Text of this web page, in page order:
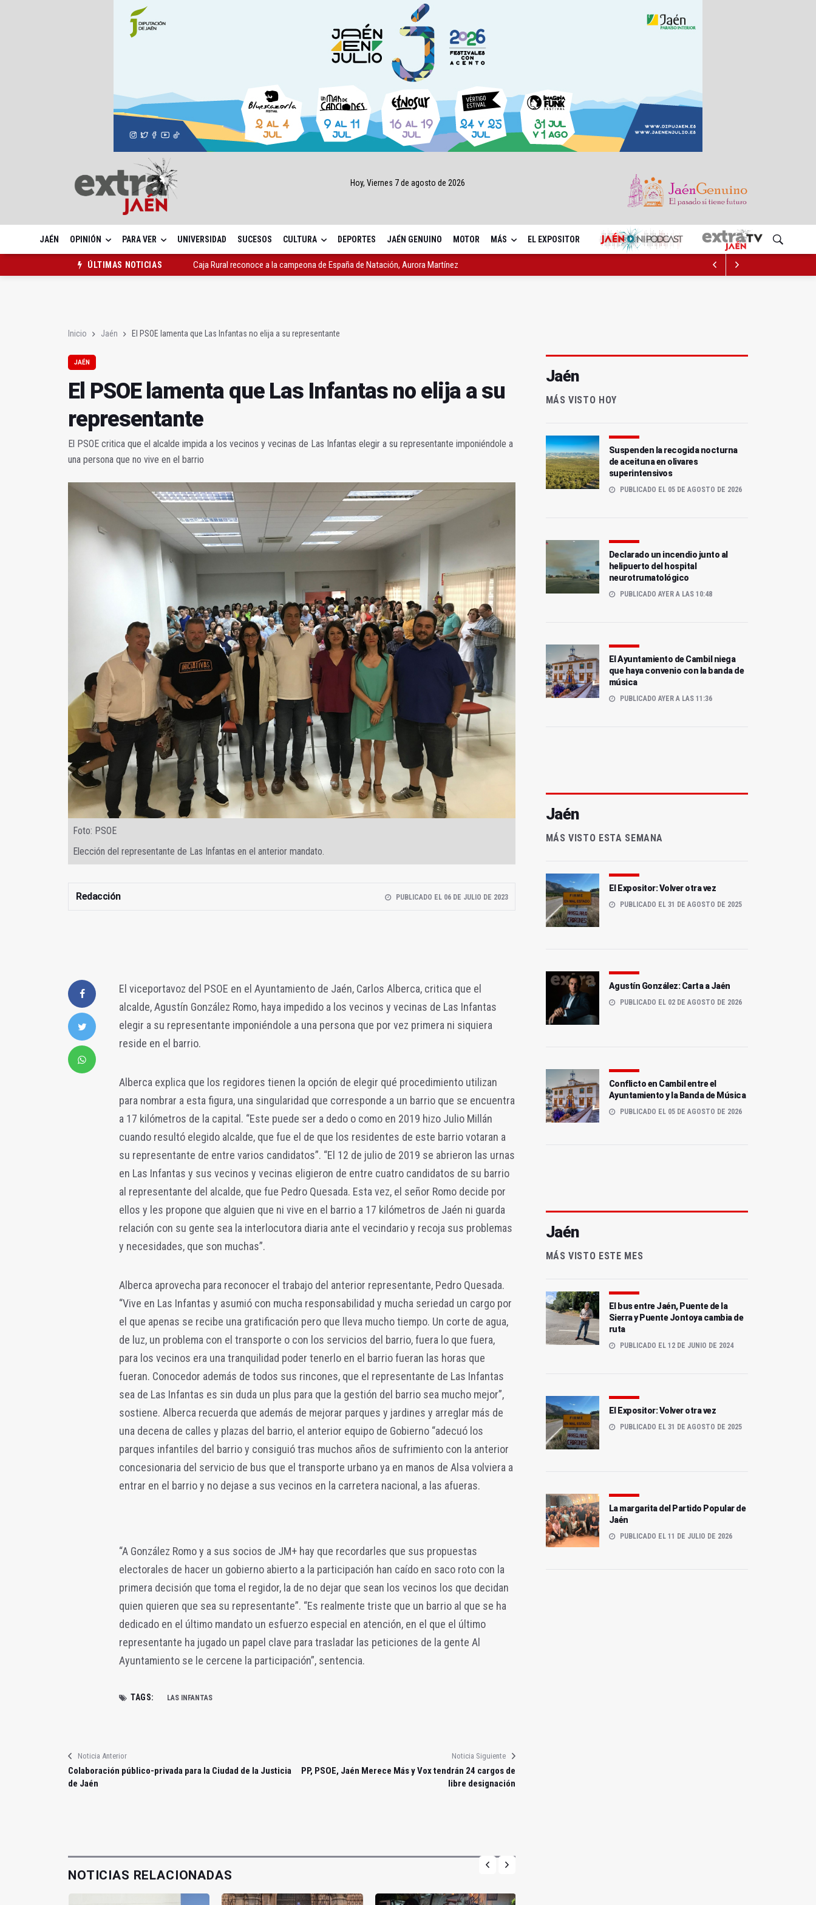
Hoy, Viernes 7 de agosto de 2026
JAÉN OPINIÓN PARA VER UNIVERSIDAD SUCESOS CULTURA DEPORTES JAÉN GENUINO MOTOR MÁS EL EXPOSITOR
ÚLTIMAS NOTICIAS
Caja Rural reconoce a la campeona de España de Natación, Aurora Martínez
Inicio Jaén El PSOE lamenta que Las Infantas no elija a su representante
JAÉN
El PSOE lamenta que Las Infantas no elija a su
representante
El PSOE critica que el alcalde impida a los vecinos y vecinas de Las Infantas elegir a su representante imponiéndole a
una persona que no vive en el barrio
Foto: PSOE
Elección del representante de Las Infantas en el anterior mandato.
Redacción PUBLICADO EL 06 DE JULIO DE 2023
El viceportavoz del PSOE en el Ayuntamiento de Jaén, Carlos Alberca, critica que el
alcalde, Agustín González Romo, haya impedido a los vecinos y vecinas de Las Infantas
elegir a su representante imponiéndole a una persona que por vez primera ni siquiera
reside en el barrio.
Alberca explica que los regidores tienen la opción de elegir qué procedimiento utilizan
para nombrar a esta figura, una singularidad que corresponde a un barrio que se encuentra
a 17 kilómetros de la capital. “Este puede ser a dedo o como en 2019 hizo Julio Millán
cuando resultó elegido alcalde, que fue el de que los residentes de este barrio votaran a
su representante de entre varios candidatos”. “El 12 de julio de 2019 se abrieron las urnas
en Las Infantas y sus vecinos y vecinas eligieron de entre cuatro candidatos de su barrio
al representante del alcalde, que fue Pedro Quesada. Esta vez, el señor Romo decide por
ellos y les propone que alguien que ni vive en el barrio a 17 kilómetros de Jaén ni guarda
relación con su gente sea la interlocutora diaria ante el vecindario y recoja sus problemas
y necesidades, que son muchas”.
Alberca aprovecha para reconocer el trabajo del anterior representante, Pedro Quesada.
“Vive en Las Infantas y asumió con mucha responsabilidad y mucha seriedad un cargo por
el que apenas se recibe una gratificación pero que lleva mucho tiempo. Un corte de agua,
de luz, un problema con el transporte o con los servicios del barrio, fuera lo que fuera,
para los vecinos era una tranquilidad poder tenerlo en el barrio fueran las horas que
fueran. Conocedor además de todos sus rincones, que el representante de Las Infantas
sea de Las Infantas es sin duda un plus para que la gestión del barrio sea mucho mejor”,
sostiene. Alberca recuerda que además de mejorar parques y jardines y arreglar más de
una decena de calles y plazas del barrio, el anterior equipo de Gobierno “adecuó los
parques infantiles del barrio y consiguió tras muchos años de sufrimiento con la anterior
concesionaria del servicio de bus que el transporte urbano ya en manos de Alsa volviera a
entrar en el barrio y no dejase a sus vecinos en la carretera nacional, a las afueras.
“A González Romo y a sus socios de JM+ hay que recordarles que sus propuestas
electorales de hacer un gobierno abierto a la participación han caído en saco roto con la
primera decisión que toma el regidor, la de no dejar que sean los vecinos los que decidan
quien quieren que sea su representante”. “Es realmente triste que un barrio al que se ha
dedicado en el último mandato un esfuerzo especial en atención, en el que el último
representante ha jugado un papel clave para trasladar las peticiones de la gente Al
Ayuntamiento se le cercene la participación”, sentencia.
TAGS: LAS INFANTAS
Noticia Anterior
Colaboración público-privada para la Ciudad de la Justicia
de Jaén
Noticia Siguiente
PP, PSOE, Jaén Merece Más y Vox tendrán 24 cargos de
libre designación
NOTICIAS RELACIONADAS
Jaén
MÁS VISTO HOY
Suspenden la recogida nocturna
de aceituna en olivares
superintensivos
PUBLICADO EL 05 DE AGOSTO DE 2026
Declarado un incendio junto al
helipuerto del hospital
neurotrumatológico
PUBLICADO AYER A LAS 10:48
El Ayuntamiento de Cambil niega
que haya convenio con la banda de
música
PUBLICADO AYER A LAS 11:36
Jaén
MÁS VISTO ESTA SEMANA
El Expositor: Volver otra vez
PUBLICADO EL 31 DE AGOSTO DE 2025
Agustín González: Carta a Jaén
PUBLICADO EL 02 DE AGOSTO DE 2026
Conflicto en Cambil entre el
Ayuntamiento y la Banda de Música
PUBLICADO EL 05 DE AGOSTO DE 2026
Jaén
MÁS VISTO ESTE MES
El bus entre Jaén, Puente de la
Sierra y Puente Jontoya cambia de
ruta
PUBLICADO EL 12 DE JUNIO DE 2024
El Expositor: Volver otra vez
PUBLICADO EL 31 DE AGOSTO DE 2025
La margarita del Partido Popular de
Jaén
PUBLICADO EL 11 DE JULIO DE 2026